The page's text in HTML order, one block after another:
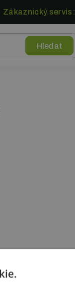
Zákaznický servis: